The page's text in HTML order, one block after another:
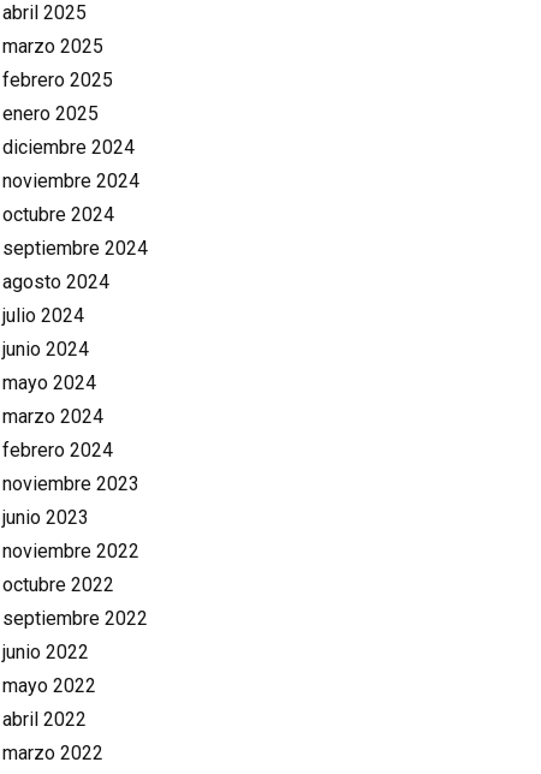
abril 2025
marzo 2025
febrero 2025
enero 2025
diciembre 2024
noviembre 2024
octubre 2024
septiembre 2024
agosto 2024
julio 2024
junio 2024
mayo 2024
marzo 2024
febrero 2024
noviembre 2023
junio 2023
noviembre 2022
octubre 2022
septiembre 2022
junio 2022
mayo 2022
abril 2022
marzo 2022